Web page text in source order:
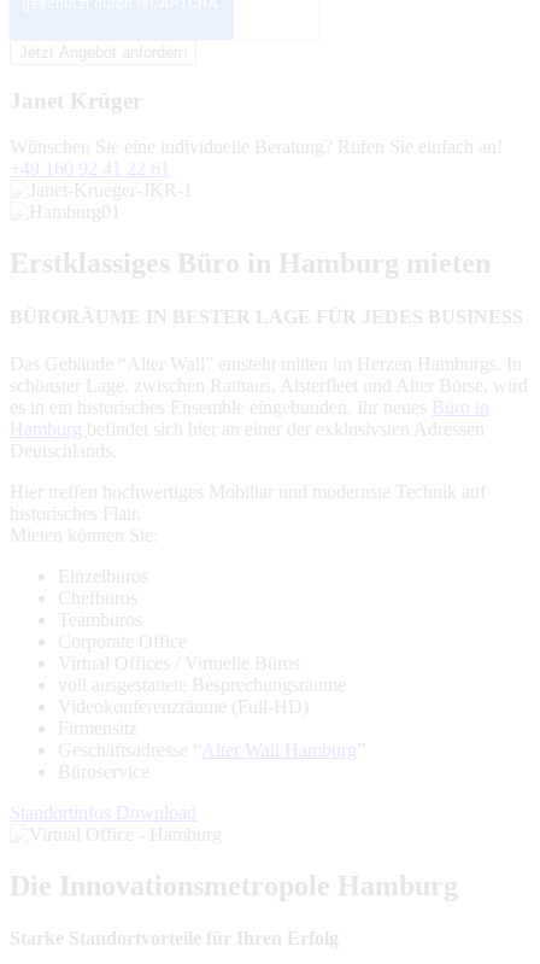
Janet Krüger
Wünschen Sie eine individuelle Beratung? Rufen Sie einfach an!
+49 160 92 41 22 61
Erstklassiges Büro in Hamburg mieten
BÜRORÄUME IN BESTER LAGE FÜR JEDES BUSINESS
Das Gebäude “Alter Wall” entsteht mitten im Herzen Hamburgs. In
schönster Lage, zwischen Rathaus, Alsterfleet und Alter Börse, wird
es in ein historisches Ensemble eingebunden. Ihr neues Büro in
Hamburg befindet sich hier an einer der exklusivsten Adressen
Deutschlands.
Hier treffen hochwertiges Mobiliar und modernste Technik auf
historisches Flair.
Mieten können Sie:
Einzelbüros
Chefbüros
Teambüros
Corporate Office
Virtual Offices / Virtuelle Büros
voll ausgestattete Besprechungsräume
Videokonferenzräume (Full-HD)
Firmensitz
Geschäftsadresse “ Alter Wall Hamburg ”
Büroservice
Standortinfos Download
Die Innovationsmetropole Hamburg
Starke Standortvorteile für Ihren Erfolg